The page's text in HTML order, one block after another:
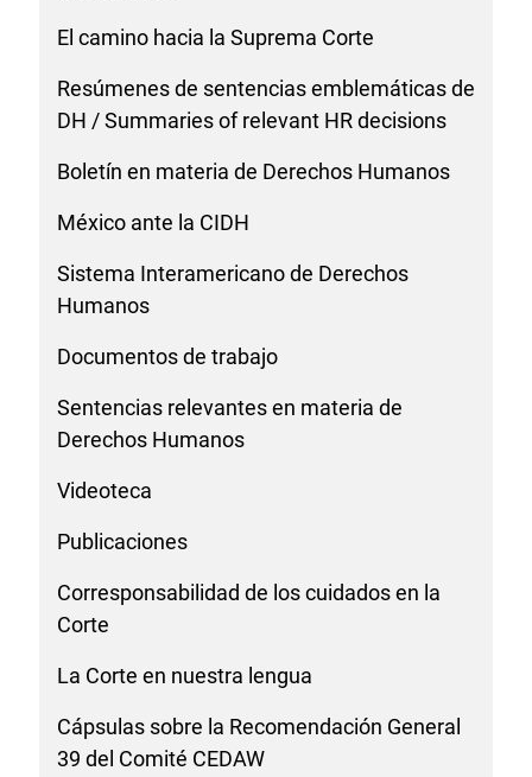
El camino hacia la Suprema Corte
Resúmenes de sentencias emblemáticas de
DH / Summaries of relevant HR decisions
Boletín en materia de Derechos Humanos
México ante la CIDH
Sistema Interamericano de Derechos
Humanos
Documentos de trabajo
Sentencias relevantes en materia de
Derechos Humanos
Videoteca
Publicaciones
Corresponsabilidad de los cuidados en la
Corte
La Corte en nuestra lengua
Cápsulas sobre la Recomendación General
39 del Comité CEDAW